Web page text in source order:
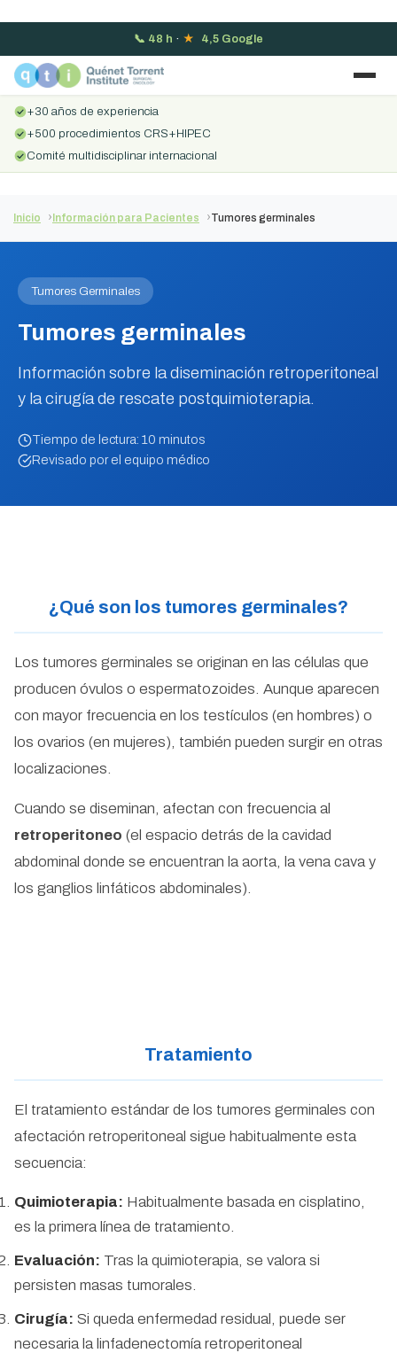
📞 48 h · ★ 4,5 Google
+30 años de experiencia
+500 procedimientos CRS+HIPEC
Comité multidisciplinar internacional
Inicio Información para Pacientes Tumores germinales
Tumores Germinales
Tumores germinales
Información sobre la diseminación retroperitoneal
y la cirugía de rescate postquimioterapia.
Tiempo de lectura: 10 minutos
Revisado por el equipo médico
¿Qué son los tumores germinales?
Los tumores germinales se originan en las células que
producen óvulos o espermatozoides. Aunque aparecen
con mayor frecuencia en los testículos (en hombres) o
los ovarios (en mujeres), también pueden surgir en otras
localizaciones.
Cuando se diseminan, afectan con frecuencia al
retroperitoneo (el espacio detrás de la cavidad
abdominal donde se encuentran la aorta, la vena cava y
los ganglios linfáticos abdominales).
Tratamiento
El tratamiento estándar de los tumores germinales con
afectación retroperitoneal sigue habitualmente esta
secuencia:
Quimioterapia: Habitualmente basada en cisplatino,
es la primera línea de tratamiento.
Evaluación: Tras la quimioterapia, se valora si
persisten masas tumorales.
Cirugía: Si queda enfermedad residual, puede ser
necesaria la linfadenectomía retroperitoneal